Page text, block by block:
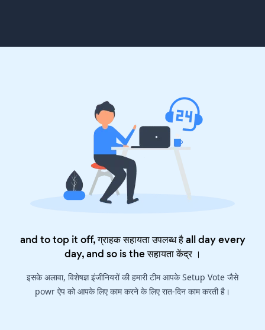
and to top it off, ग्राहक सहायता उपलब्ध है all day every
day, and so is theसहायता केंद्र।
इसके अलावा, विशेषज्ञ इंजीनियरों की हमारी टीम आपके Setup Vote जैसे
powr ऐप को आपके लिए काम करने के लिए रात-दिन काम करती है।